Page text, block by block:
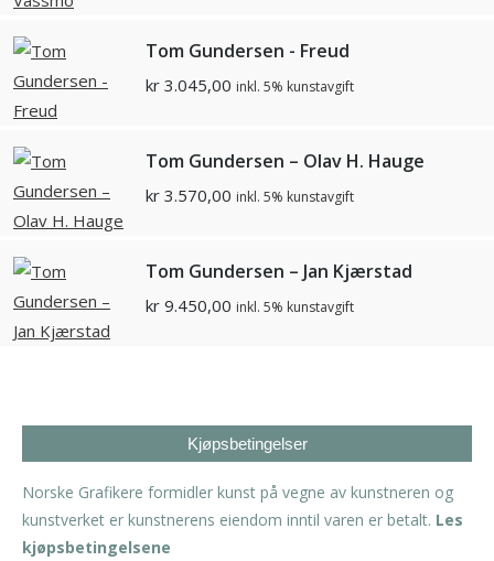
Tom Gundersen - Freud
kr 3.045,00 inkl. 5% kunstavgift
Tom Gundersen – Olav H. Hauge
kr 3.570,00 inkl. 5% kunstavgift
Tom Gundersen – Jan Kjærstad
kr 9.450,00 inkl. 5% kunstavgift
Kjøpsbetingelser
Norske Grafikere formidler kunst på vegne av kunstneren og
kunstverket er kunstnerens eiendom inntil varen er betalt. Les
kjøpsbetingelsene